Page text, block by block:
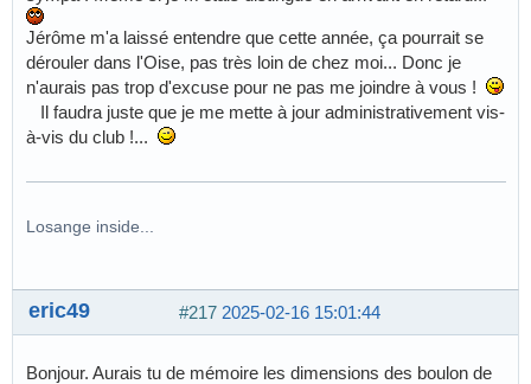
Jérôme m'a laissé entendre que cette année, ça pourrait se
dérouler dans l'Oise, pas très loin de chez moi... Donc je
n'aurais pas trop d'excuse pour ne pas me joindre à vous !
Il faudra juste que je me mette à jour administrativement vis-
à-vis du club !...
Losange inside...
#217 2025-02-16 15:01:44
eric49
Bonjour. Aurais tu de mémoire les dimensions des boulon de